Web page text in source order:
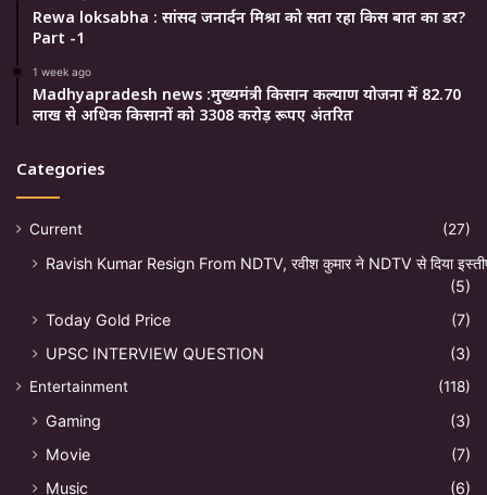
Rewa loksabha : सांसद जनार्दन मिश्रा को सता रहा किस बात का डर?
Part -1
1 week ago
Madhyapradesh news :मुख्यमंत्री किसान कल्याण योजना में 82.70
लाख से अधिक किसानों को 3308 करोड़ रूपए अंतरित
Categories
Current (27)
Ravish Kumar Resign From NDTV, रवीश कुमार ने NDTV से दिया
(5)
Today Gold Price
(7)
UPSC INTERVIEW QUESTION
(3)
Entertainment (118)
Gaming
(3)
Movie
(7)
Music
(6)